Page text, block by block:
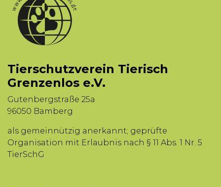
Tierschutzverein Tierisch
Grenzenlos e.V.
Gutenbergstraße 25a
96050 Bamberg
als gemeinnützig anerkannt; geprüfte
Organisation mit Erlaubnis nach § 11 Abs. 1 Nr. 5
TierSchG